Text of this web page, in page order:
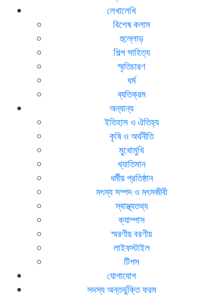
লেখালেখি
বিশেষ কলাম
হুল্লোড়
শিল্প সাহিত্য
স্মৃতিচারণ
ধর্ম
ব্যতিক্রম
অন্যান্য
ইতিহাস ও ঐতিহ্য
কৃষি ও অর্থনীতি
মুখোমুখি
খ্যাতিমান
ধর্মীয় প্রতিষ্ঠান
মৎস্য সম্পদ ও মৎসজীবী
স্বাস্থ্যতথ্য
ক্যাম্পাস
স্মরণীয় বরণীয়
লাইফস্টাইল
টিপস
যোগাযোগ
সদস্য অন্তর্ভুক্তি ফরম